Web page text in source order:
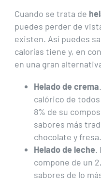
Cuando se trata de
puedes perder de
existen. Así puedes
calorías tiene y, en
en una gran
Helado de crema
calórico de
8% de su
sabores más
chocolate y fresa.
Helado de leche.
compone de un
sabores de lo